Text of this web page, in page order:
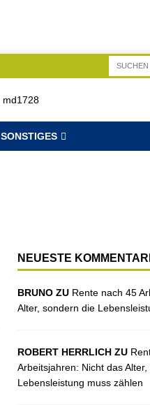
SONSTIGES
NEUESTE
BRUNO ZU Rente nach 45
Alter, sondern die
ROBERT HERRLICH ZU
Arbeitsjahren: Nicht das
Lebensleistung muss zählen